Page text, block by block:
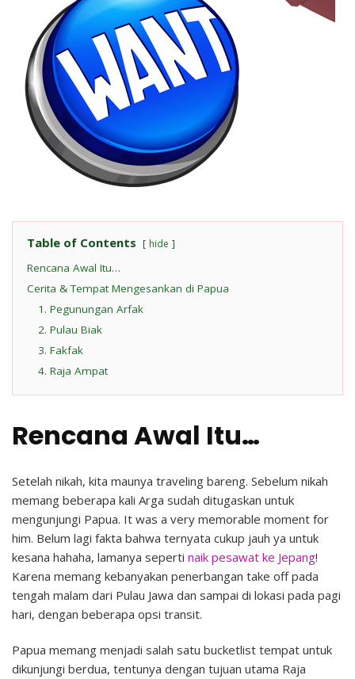
Table of Contents hide
Rencana Awal Itu…
Cerita & Tempat Mengesankan di Papua
1. Pegunungan Arfak
2. Pulau Biak
3. Fakfak
4. Raja Ampat
Rencana Awal Itu…
Setelah nikah, kita maunya traveling bareng. Sebelum nikah
memang beberapa kali Arga sudah ditugaskan untuk
mengunjungi Papua. It was a very memorable moment for
him. Belum lagi fakta bahwa ternyata cukup jauh ya untuk
kesana hahaha, lamanya seperti naik pesawat ke Jepang!
Karena memang kebanyakan penerbangan take off pada
tengah malam dari Pulau Jawa dan sampai di lokasi pada pagi
hari, dengan beberapa opsi transit.
Papua memang menjadi salah satu bucketlist tempat untuk
dikunjungi berdua, tentunya dengan tujuan utama Raja